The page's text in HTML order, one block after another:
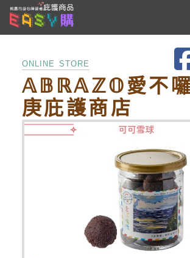
跳到主要內容
ONLINE STORE
𝔸𝔹ℝ𝔸ℤ𝕆愛不囉
庚庇護商店